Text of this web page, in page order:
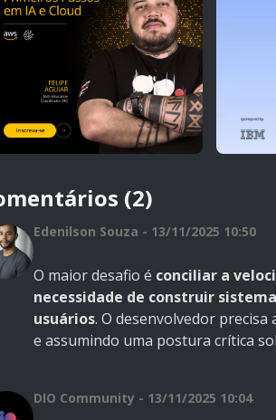
(2)
Edenilson Souza - 13/11/2025 10:50
O maior desafio é conciliar a
necessidade de construir
usuários. O desenvolvedor
e assumindo uma postura crítica
DIO Community - 13/11/2025 10:04